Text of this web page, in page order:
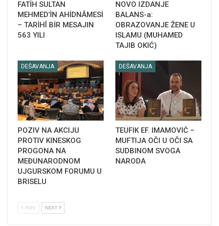
FATİH SULTAN
MEHMED’İN AHİDNÂMESİ
– TARİHÎ BİR MESAJIN
563 YILI
NOVO IZDANJE
BALANS-a:
OBRAZOVANJE ŽENE U
ISLAMU (MUHAMED
TAJIB OKIĆ)
DEŠAVANJA
POZIV NA AKCIJU
PROTIV KINESKOG
PROGONA NA
MEĐUNARODNOM
UJGURSKOM FORUMU U
BRISELU
DEŠAVANJA
TEUFIK EF. IMAMOVIĆ –
MUFTIJA OČI U OČI SA
SUDBINOM SVOGA
NARODA
PREV NEXT